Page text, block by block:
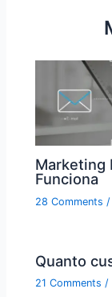
Marketing
Funciona
28 Comments /
Quanto
21 Comments /